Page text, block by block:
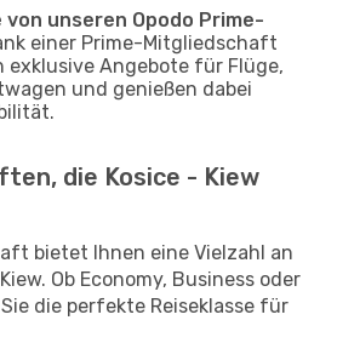
unseren Opodo Prime-
einer Prime-Mitgliedschaft
exklusive Angebote für Flüge,
und genießen dabei
die Kosice - Kiew
bietet Ihnen eine Vielzahl an
Ob Economy, Business oder
die perfekte Reiseklasse für